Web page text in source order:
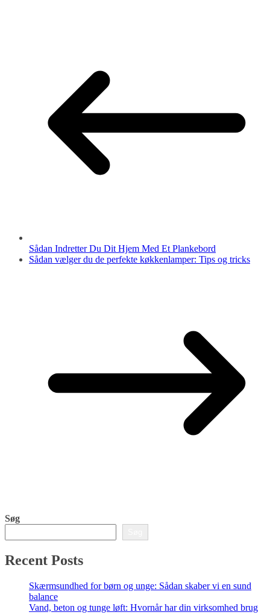
Sådan Indretter Du Dit Hjem Med Et Plankebord
Sådan vælger du de perfekte køkkenlamper: Tips og tricks
Søg
Recent Posts
Skærmsundhed for børn og unge: Sådan skaber vi en sund
balance
Vand, beton og tunge løft: Hvornår har din virksomhed brug